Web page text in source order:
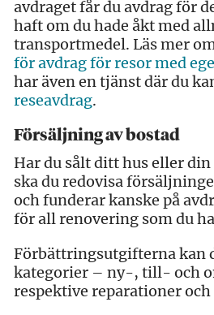
avdraget får du avdrag för
haft om du hade åkt med
transportmedel. Läs mer
för avdrag för resor med
har även en tjänst där du
reseavdrag.
Försäljning av bostad
Har du sålt ditt hus eller din
ska du redovisa
och funderar kanske på
för all renovering som du
Förbättringsutgifterna kan
kategorier – ny-, till- och
respektive reparationer